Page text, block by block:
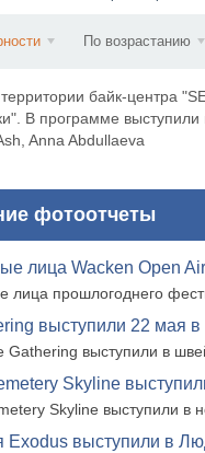
По возрастанию
байк-центра
В программе
Anna Abdullaeva
фотоотчеты
лица Wacken Open Air
лица прошлогоднего
выступили 22 мая
Gathering выступили в
Skyline
Skyline выступили в
Exodus выступили в